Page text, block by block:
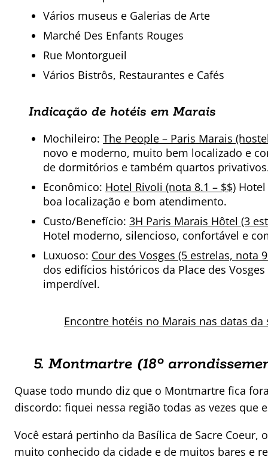
Vários museus e Galerias de Arte
Marché Des Enfants Rouges
Rue Montorgueil
Vários Bistrôs, Restaurantes e Cafés
Indicação de hotéis em Marais
Mochileiro: The People – Paris Marais
novo e moderno, muito bem localizado e
de dormitórios e também quartos
Econômico: Hotel Rivoli (nota 8.1 – $$)
boa localização e bom atendimento.
Custo/Benefício: 3H Paris Marais Hôtel (3
Hotel moderno, silencioso, confortável e
Luxuoso: Cour des Vosges (5 estrelas, nota
dos edifícios históricos da Place des
imperdível.
Encontre hotéis no Marais nas datas da
5. Montmartre (18º
Quase todo mundo diz que o Montmartre fica
discordo: fiquei nessa região todas as vezes que
Você estará pertinho da Basílica de Sacre Coeur,
muito conhecido da cidade e de muitos bares e